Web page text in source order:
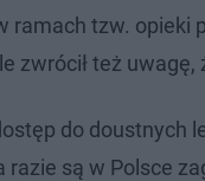
ramach tzw.
zwrócił też
do doustnych
razie są w Polsce